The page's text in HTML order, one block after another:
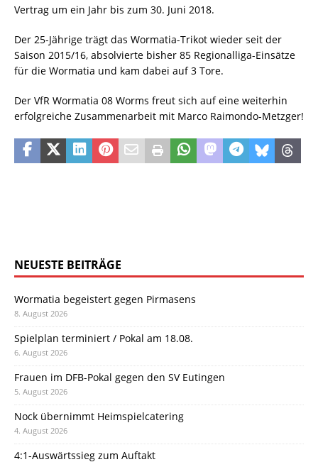
Vertrag um ein Jahr bis zum 30. Juni 2018.
Der 25-Jährige trägt das Wormatia-Trikot wieder seit der
Saison 2015/16, absolvierte bisher 85 Regionalliga-Einsätze
für die Wormatia und kam dabei auf 3 Tore.
Der VfR Wormatia 08 Worms freut sich auf eine weiterhin
erfolgreiche Zusammenarbeit mit Marco Raimondo-Metzger!
NEUESTE BEITRÄGE
Wormatia begeistert gegen Pirmasens
8. August 2026
Spielplan terminiert / Pokal am 18.08.
6. August 2026
Frauen im DFB-Pokal gegen den SV Eutingen
5. August 2026
Nock übernimmt Heimspielcatering
4. August 2026
4:1-Auswärtssieg zum Auftakt